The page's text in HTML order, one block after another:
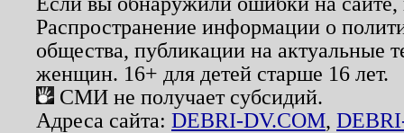
Распространение информации о
общества, публикации на актуальные
женщин. 16+ для детей старше 16 лет.
СМИ не получает субсидий.
Адреса сайта: DEBRI-DV.COM,